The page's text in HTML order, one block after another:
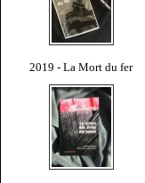
2019 - La Mort du fer